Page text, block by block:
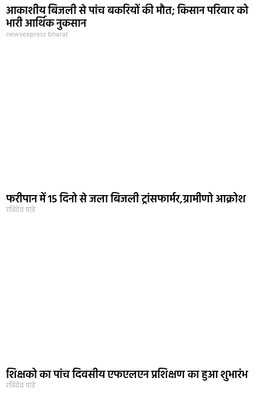
आकाशीय बिजली से पांच बकरियों की मौत; किसान परिवार को
भारी आर्थिक नुकसान
newsexpress bharat
फरीपान में 15 दिनो से जला बिजली ट्रांसफार्मर,ग्रामीणो आक्रोश
रविदेव पांडे
शिक्षको का पांच दिवसीय एफएलएन प्रशिक्षण का हुआ शुभारंभ
रविदेव पांडे